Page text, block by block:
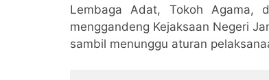
Lembaga Adat, Tokoh Agama,
menggandeng Kejaksaan Negeri
sambil menunggu aturan